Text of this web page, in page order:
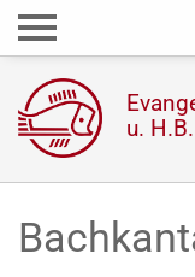
Direkt
zum
u.